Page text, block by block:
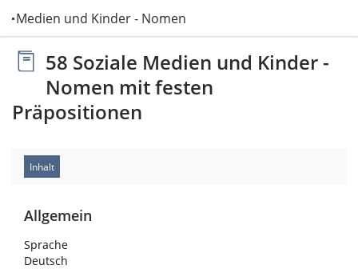
Medien und Kinder - Nomen mit festen P…
58 Soziale Medien und Kinder -
Nomen mit festen
Präpositionen
Inhalt
Allgemein
Sprache
Deutsch